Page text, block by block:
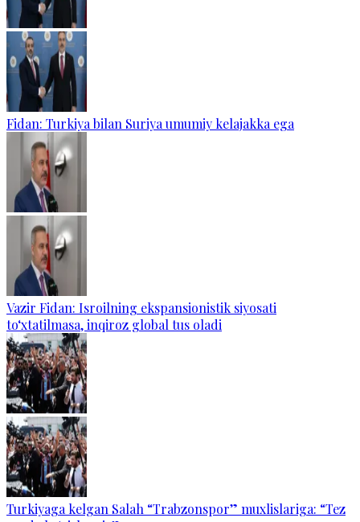
Fidan: Turkiya bilan Suriya umumiy kelajakka ega
Vazir Fidan: Isroilning ekspansionistik siyosati
to‘xtatilmasa, inqiroz global tus oladi
Turkiyaga kelgan Salah “Trabzonspor” muxlislariga: “Tez